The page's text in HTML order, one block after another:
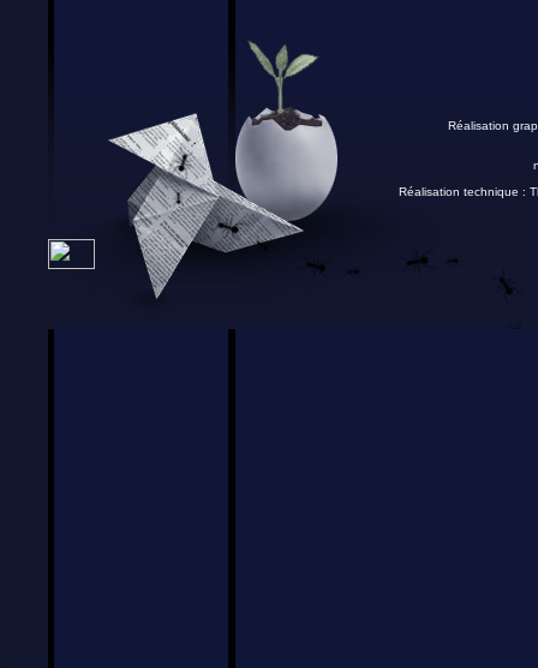
Réalisation
Réalisation technique :